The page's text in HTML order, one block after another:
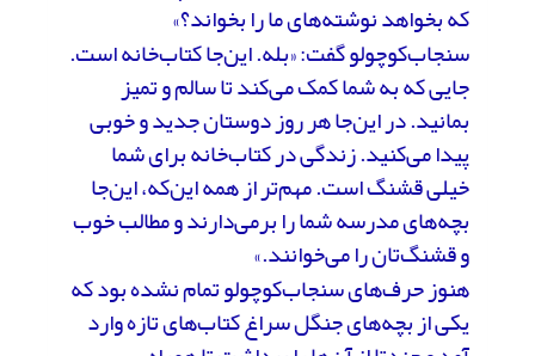
که بخواهد نوشته‌های ما را بخواند؟»
سنجاب‌کوچولو گفت: «بله. این‌جا کتاب‌خانه است.
جایی که به شما کمک می‌کند تا سالم و تمیز
بمانید. در این‌جا هر روز دوستان جدید و خوبی
پیدا می‌کنید. زندگی در کتاب‌خانه برای شما
خیلی قشنگ است. مهم‌تر از همه این‌که، این‌جا
بچه‌های مدرسه شما را برمی‌دارند و مطالب خوب
و قشنگ‌تان را می‌خوانند.»
هنوز حرف‌های سنجاب‌کوچولو تمام نشده بود که
یکی از بچه‌های جنگل سراغ کتاب‌های تازه وارد